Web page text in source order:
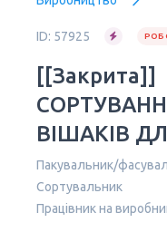
ID: 57925
[[Закрита]]
ВІШАКІВ
Пакувальник/
Сортувальник
Працівник на